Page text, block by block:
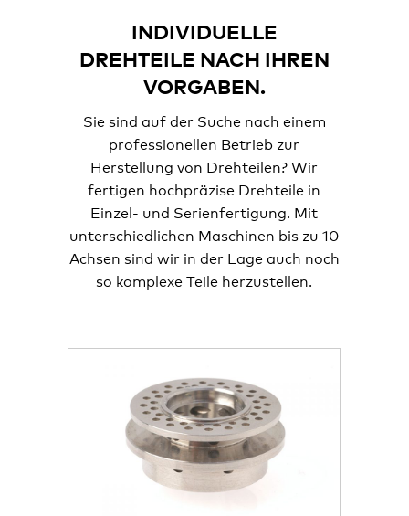
INDIVIDUELLE
DREHTEILE NACH IHREN
VORGABEN.
Sie sind auf der Suche nach einem
professionellen Betrieb zur
Herstellung von Drehteilen? Wir
fertigen hochpräzise Drehteile in
Einzel- und Serienfertigung. Mit
unterschiedlichen Maschinen bis zu 10
Achsen sind wir in der Lage auch noch
so komplexe Teile herzustellen.